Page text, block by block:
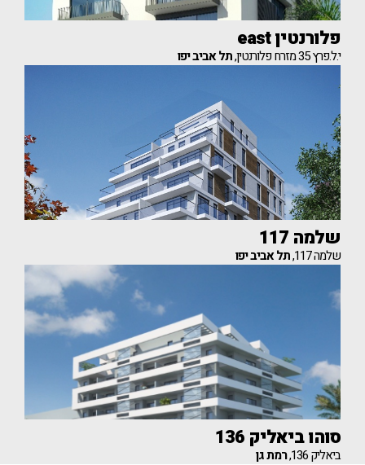
פלורנטין east
י.ל.פרץ 35 מזרח פלורנטין, תל אביב יפו
שלמה 117
שלמה 117, תל אביב יפו
סוהו ביאליק 136
ביאליק 136, רמת גן